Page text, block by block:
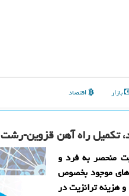
بازار اقتصاد
تكمیل راه آهن قزوین-رشت
منحصر به فرد و
موجود بخصوص
هزینه ترانزیت در